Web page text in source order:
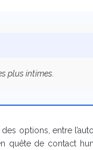
plus intimes.
options, entre
quête de contact